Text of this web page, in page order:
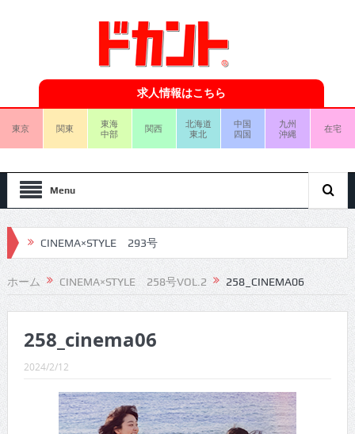
求人情報はこちら
東京 関東
東海
中部
関西
北海道
東北
中国
四国
九州
沖縄
在宅
Menu
CINEMA×STYLE 293号
CINEMA×STYLE 292号
CINEMA×STYLE 291号
CINEMA×STYLE 290号
CINEMA×STYLE 289号
CINEMA×STYLE 288号
CINEMA×STYLE 287号
ホーム CINEMA×STYLE 258号VOL.2 258_CINEMA06
258_cinema06
2024/2/12